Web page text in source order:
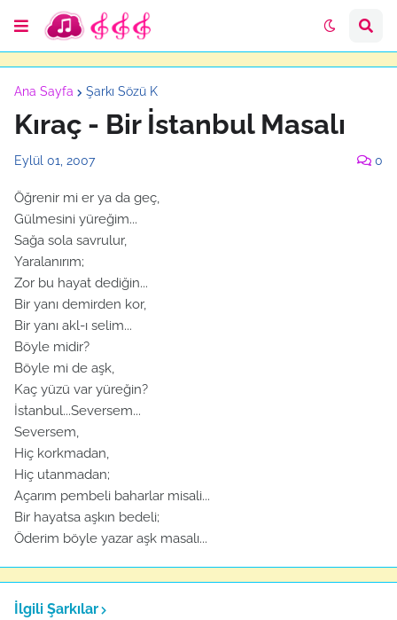
Ana Sayfa Şarkı Sözü K
Kıraç - Bir İstanbul Masalı
Eylül 01, 2007 0
Öğrenir mi er ya da geç,
Gülmesini yüreğim...
Sağa sola savrulur,
Yaralanırım;
Zor bu hayat dediğin...
Bir yanı demirden kor,
Bir yanı akl-ı selim...
Böyle midir?
Böyle mi de aşk,
Kaç yüzü var yüreğin?
İstanbul...Seversem...
Seversem,
Hiç korkmadan,
Hiç utanmadan;
Açarım pembeli baharlar misali...
Bir hayatsa aşkın bedeli;
Öderim böyle yazar aşk masalı...
İlgili Şarkılar